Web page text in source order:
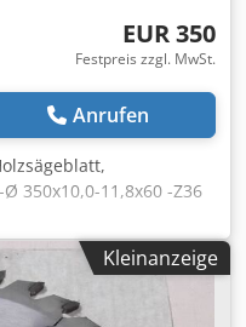
EUR 350
Festpreis zzgl. MwSt.
Anrufen
350x10,0-11,8x60 -Z36
-n max. 5500 -Preis: pro
6 kg/Stück
Kleinanzeige